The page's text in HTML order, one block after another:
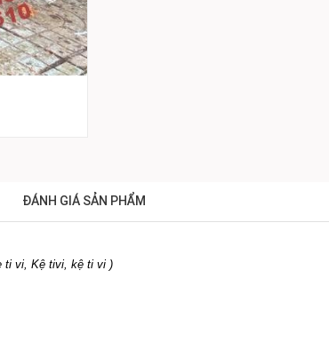
ĐÁNH GIÁ SẢN PHẨM
ti vi, Kệ tivi, kệ ti vi )